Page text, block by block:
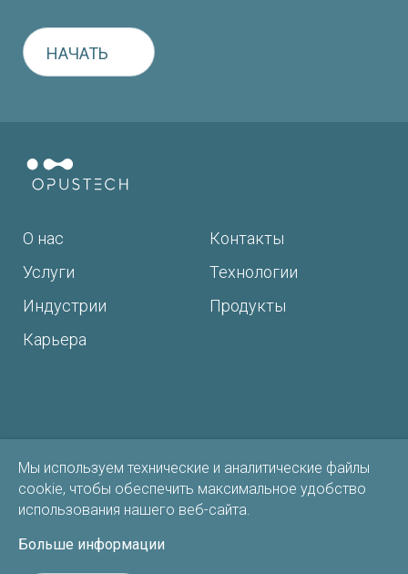
НАЧАТЬ
О нас
Контакты
Услуги
Технологии
Индустрии
Продукты
Карьера
Согласие на обработку персональных данных
Политика конфиденциальности
Соглашение об использовании сервисов
Мы используем технические и аналитические файлы
cookie, чтобы обеспечить максимальное удобство
использования нашего веб-сайта.
Больше информации